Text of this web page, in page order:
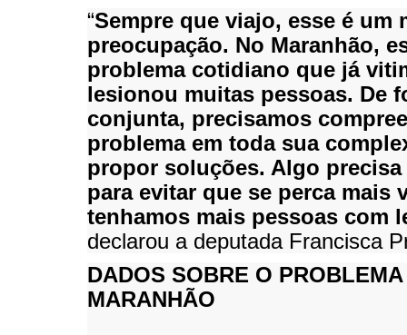
“Sempre que viajo, esse é um
preocupação. No Maranhão,
problema cotidiano que já
lesionou muitas pessoas. De
conjunta, precisamos
problema em toda sua
propor soluções. Algo
para evitar que se perca mais
tenhamos mais pessoas com
declarou a deputada Francisca
DADOS SOBRE O
MARANHÃO